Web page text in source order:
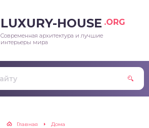
LUXURY-HOUSE .ORG
Современная архитектура и лучшие
интерьеры мира
Главная Дома